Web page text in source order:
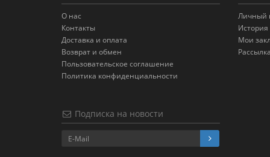
О нас
Контакты
Доставка и оплата
Возврат и обмен
Пользовательское соглашение
Политика конфиденциальности
Личный
История
Мои
Подписка на новости